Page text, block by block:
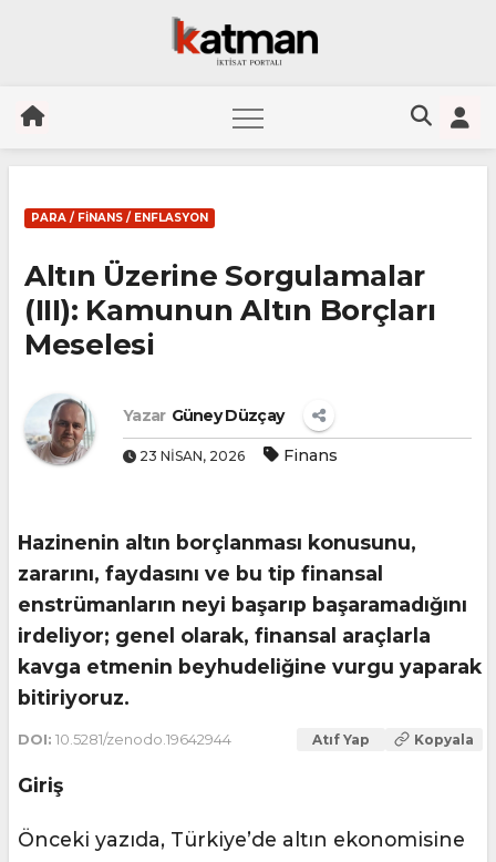
content
PARA / FINANS / ENFLASYON
Altın Üzerine Sorgulamalar
(III): Kamunun Altın Borçları
Meselesi
Yazar Güney Düzçay
23 NISAN, 2026 Finans
Hazinenin altın borçlanması konusunu,
zararını, faydasını ve bu tip finansal
enstrümanların neyi başarıp başaramadığını
irdeliyor; genel olarak, finansal araçlarla
kavga etmenin beyhudeliğine vurgu yaparak
bitiriyoruz.
DOI: 10.5281/zenodo.19642944 Atıf Yap Kopyala
Giriş
Önceki yazıda, Türkiye’de altın ekonomisine